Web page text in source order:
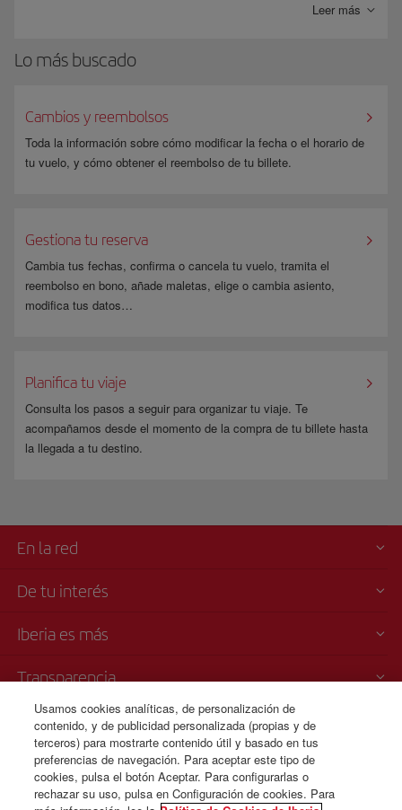
España) y el pago se realiza en tres pasos, sin necesidad de registrarse.
están sujetos a ningún cargo.
procedimiento de pago, volverás directamente a la página de
confirmación de reserva de Iberia.
Leer más
Lo más buscado
Cambios y reembolsos
Toda la información sobre cómo modificar la fecha o el horario de
tu vuelo, y cómo obtener el reembolso de tu billete.
Gestiona tu reserva
Cambia tus fechas, confirma o cancela tu vuelo, tramita el
reembolso en bono, añade maletas, elige o cambia asiento,
modifica tus datos…
Planifica tu viaje
Consulta los pasos a seguir para organizar tu viaje. Te
acompañamos desde el momento de la compra de tu billete hasta
la llegada a tu destino.
En la red
De tu interés
Iberia es más
Transparencia
Venta telefónica
+81 0 3 3298 5238
Tokio
De lunes a viernes 09:00 - 17:00h (español, inglés y japonés).
Usamos cookies analíticas, de personalización de
contenido, y de publicidad personalizada (propias y de
terceros) para mostrarte contenido útil y basado en tus
preferencias de navegación. Para aceptar este tipo de
cookies, pulsa el botón Aceptar. Para configurarlas o
rechazar su uso, pulsa en Configuración de cookies. Para